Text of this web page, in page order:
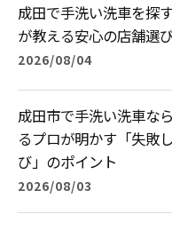
成田で手洗い洗車を探
が教える安心の店舗選
2026/08/04
成田市で手洗い洗車な
るプロが明かす「失敗
び」のポイント
2026/08/03